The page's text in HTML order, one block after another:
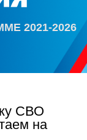
2021-2026
СВО
на